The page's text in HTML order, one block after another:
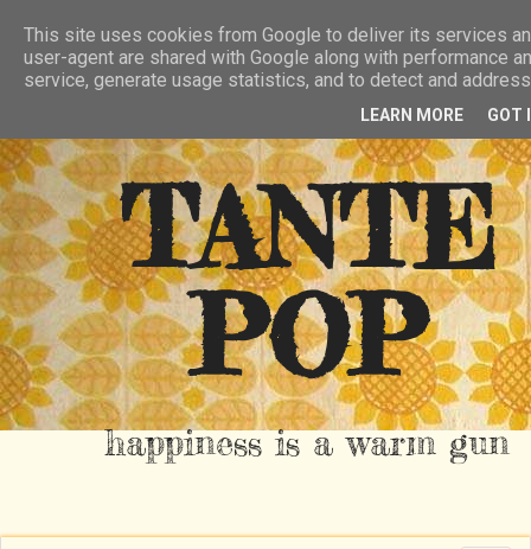
RSS FEED
TANTE
POP
happiness is a warm gun
This site uses cookies from Google to deliver its services
user-agent are shared with Google along with performance
service, generate usage statistics, and to detect and
LEARN MORE GOT